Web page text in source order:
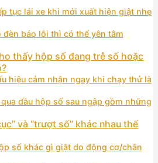
tục lái xe khi mới xuất hiện giật nhẹ
đèn báo lỗi thì có thể yên tâm
thấy hộp số đang trễ số hoặc
hiệu cảm nhận ngay khi chạy thử là
qua dầu hộp số sau ngập gồm những
và “trượt số” khác nhau thế
số khác gì giật do động cơ/chân